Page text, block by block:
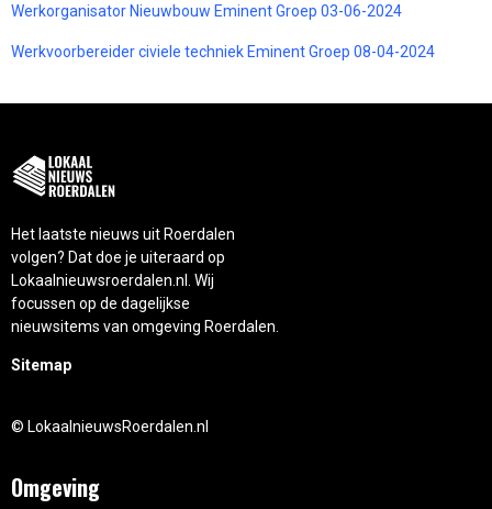
Werkorganisator Nieuwbouw Eminent Groep 03-06-2024
Werkvoorbereider civiele techniek Eminent Groep 08-04-2024
Het laatste nieuws uit Roerdalen
volgen? Dat doe je uiteraard op
Lokaalnieuwsroerdalen.nl. Wij
focussen op de dagelijkse
nieuwsitems van omgeving Roerdalen.
Sitemap
© LokaalnieuwsRoerdalen.nl
Omgeving